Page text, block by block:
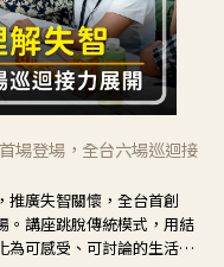
場登場，全台六場巡迴接
推廣失智關懷，全台首創
。講座跳脫傳統模式，用結
為可感受、可討論的生活情